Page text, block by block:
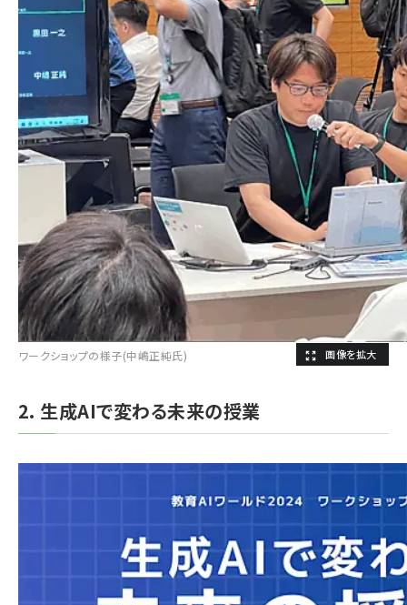
ワークショップの様子(中嶋正純氏)
2. 生成AIで変わる未来の授業